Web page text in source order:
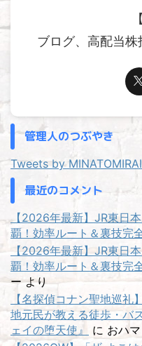
ブログ、高配当
管理人のつぶやき
Tweets by
最近のコメント
【2026年最新】JR東日
覇！効率ルート＆裏技完
【2026年最新】JR東日
覇！効率ルート＆裏技完
ーより
【名探偵コナン聖地巡礼
地元民が教える徒歩・バ
ェイの堕天使』
に おハマ